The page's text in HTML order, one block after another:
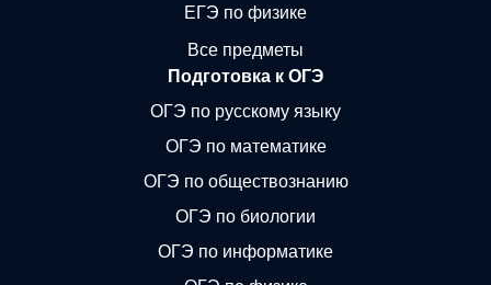
ЕГЭ по физике
Все предметы
Подготовка к ОГЭ
ОГЭ по русскому языку
ОГЭ по математике
ОГЭ по обществознанию
ОГЭ по биологии
ОГЭ по информатике